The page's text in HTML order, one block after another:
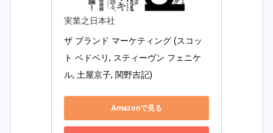
実業之日本社
ザ ブランド マーケティング (スコッ
ト ベドベリ, スティーヴン フェニケ
ル, 土屋京子, 関野吉記)
Amazonで見る